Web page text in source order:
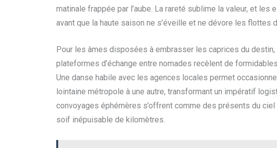
matinale frappée par l’aube. La rareté sublime la valeur, et
avant que la haute saison ne s’éveille et ne dévore les flottes
Pour les âmes disposées à embrasser les caprices du
plateformes d’échange entre nomades recèlent de
Une danse habile avec les agences locales permet
lointaine métropole à une autre, transformant un impératif
convoyages éphémères s’offrent comme des présents du
soif inépuisable de kilomètres.